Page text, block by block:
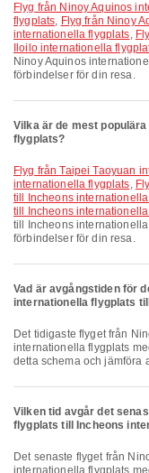
Flyg från Ninoy Aquinos internationella flygplats till Daniel Z Romualdez
flygplats, Flyg från Ninoy
internationella flygplats,
Iloilo internationella
Ninoy Aquinos
förbindelser för din resa.
Vilka är de mest
flygplats?
Flyg från Taipei Taoyuan internationella flygplats till Incheons
internationella flygplats,
till Incheons
till Incheons
till Incheons
förbindelser för din resa.
Vad är avgångstiden för
internationella flygplats
Det tidigaste flyget från Ninoy Aquinos internationella flygplats till Incheons
internationella flygplats
detta schema och jämföra
Vilken tid avgår det
flygplats till Incheons
Det senaste flyget från Ninoy Aquinos internationella flygplats till Incheons
internationella flygplats